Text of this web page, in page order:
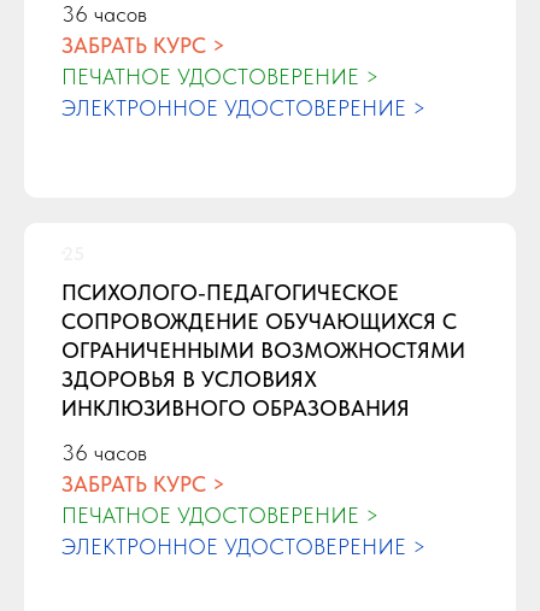
36 часов
ЗАБРАТЬ КУРС >
ПЕЧАТНОЕ УДОСТОВЕРЕНИЕ >
ЭЛЕКТРОННОЕ УДОСТОВЕРЕНИЕ >
ПСИХОЛОГО-ПЕДАГОГИЧЕСКОЕ
СОПРОВОЖДЕНИЕ ОБУЧАЮЩИХСЯ С
ОГРАНИЧЕННЫМИ ВОЗМОЖНОСТЯМИ
ЗДОРОВЬЯ В УСЛОВИЯХ
ИНКЛЮЗИВНОГО ОБРАЗОВАНИЯ
36 часов
ЗАБРАТЬ КУРС >
ПЕЧАТНОЕ УДОСТОВЕРЕНИЕ >
ЭЛЕКТРОННОЕ УДОСТОВЕРЕНИЕ >
Сколково по инновационному приоритету
«Повышение эффективности образовательных
программ».